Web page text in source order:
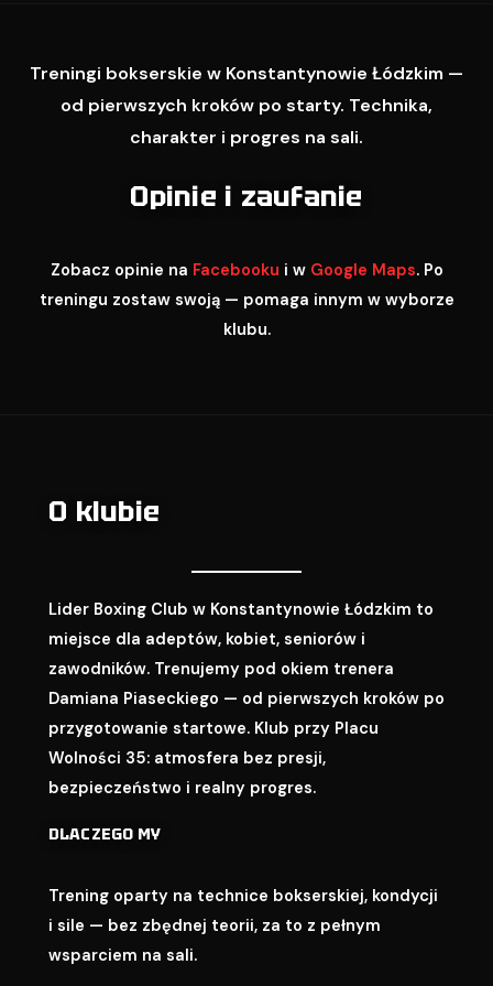
Treningi bokserskie w Konstantynowie Łódzkim —
od pierwszych kroków po starty. Technika,
charakter i progres na sali.
Opinie i zaufanie
Zobacz opinie na Facebooku i w Google Maps. Po
treningu zostaw swoją — pomaga innym w wyborze
klubu.
O klubie
Lider Boxing Club w Konstantynowie Łódzkim to
miejsce dla adeptów, kobiet, seniorów i
zawodników. Trenujemy pod okiem trenera
Damiana Piaseckiego — od pierwszych kroków po
przygotowanie startowe. Klub przy Placu
Wolności 35: atmosfera bez presji,
bezpieczeństwo i realny progres.
DLACZEGO MY
Trening oparty na technice bokserskiej, kondycji
i sile — bez zbędnej teorii, za to z pełnym
wsparciem na sali.